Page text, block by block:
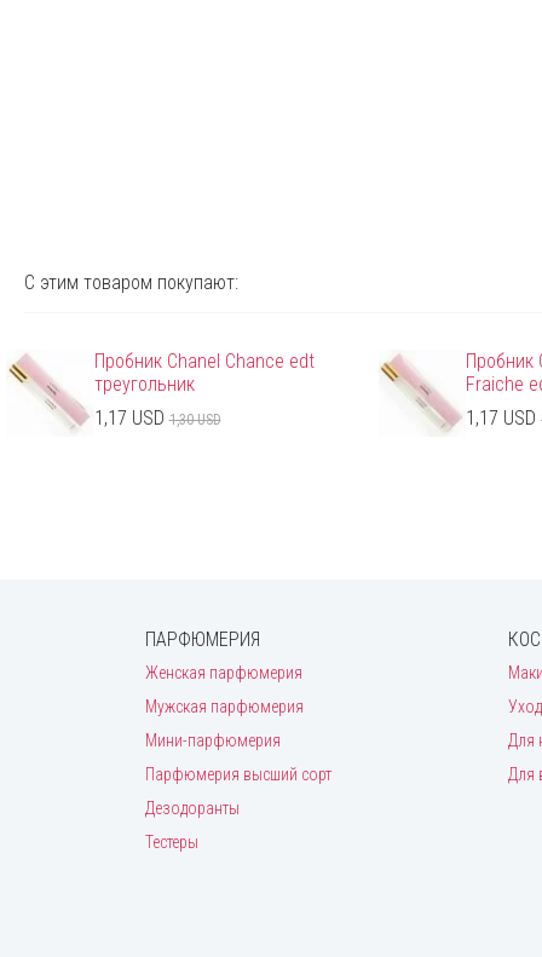
С этим товаром покупают:
Пробник Chanel Chance edt
треугольник
1,17 USD1,30 USD
Пробник
Fraiche
1,17 USD
ПАРФЮМЕРИЯ
Женская парфюмерия
Мужская парфюмерия
Мини-парфюмерия
Парфюмерия высший сорт
Дезодоранты
Тестеры
Для
Для